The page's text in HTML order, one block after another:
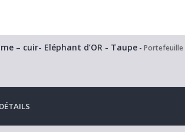
– cuir- Eléphant d’OR - Taupe - Portefeuille